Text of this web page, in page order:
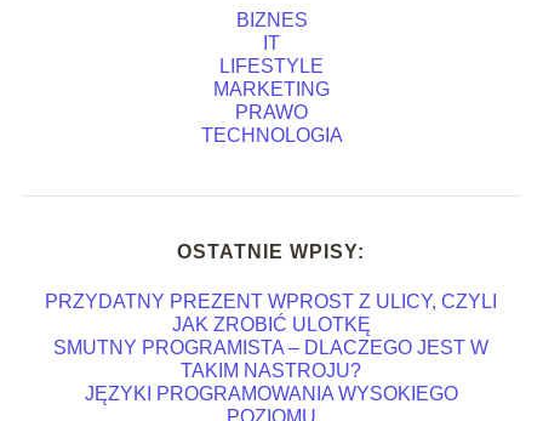
BIZNES
IT
LIFESTYLE
MARKETING
PRAWO
TECHNOLOGIA
OSTATNIE WPISY:
PRZYDATNY PREZENT WPROST Z ULICY, CZYLI
JAK ZROBIĆ ULOTKĘ
SMUTNY PROGRAMISTA – DLACZEGO JEST W
TAKIM NASTROJU?
JĘZYKI PROGRAMOWANIA WYSOKIEGO
POZIOMU